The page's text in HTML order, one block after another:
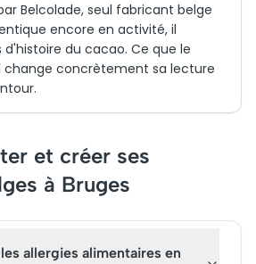
Belcolade, seul fabricant belge
encore en activité, il
du cacao. Ce que le
change concrètement sa lecture
et créer ses
à Bruges
allergies alimentaires en